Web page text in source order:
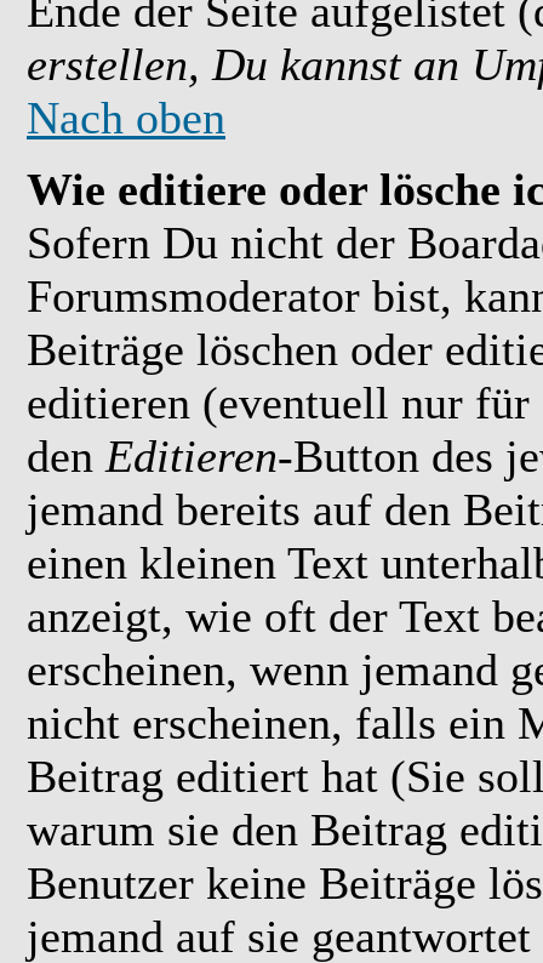
Ende der Seite aufgelistet
erstellen, Du kannst an
Nach oben
Wie editiere oder lösche
Sofern Du nicht der
Forumsmoderator bist,
Beiträge löschen oder
editieren (eventuell nur
den Editieren-Button des
jemand bereits auf den
einen kleinen Text
anzeigt, wie oft der Text
erscheinen, wenn jemand
nicht erscheinen, falls ein
Beitrag editiert hat (Sie
warum sie den Beitrag
Benutzer keine Beiträge
jemand auf sie geantwortet